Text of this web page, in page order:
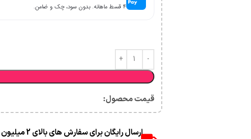
۴ قسط ماهانه. بدون سود، چک و ضامن.
قیمت محصول:​
ارسال رایگان برای سفارش های بالای 2 میلیون و 500 هزار تومان(غیر حجمی)